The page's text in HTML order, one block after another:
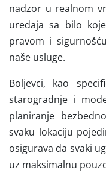
nadzor u realnom
uređaja sa bilo
pravom i
naše usluge.
Boljevci, kao
starogradnje i
planiranje
svaku lokaciju
osigurava da svaki
uz maksimalnu